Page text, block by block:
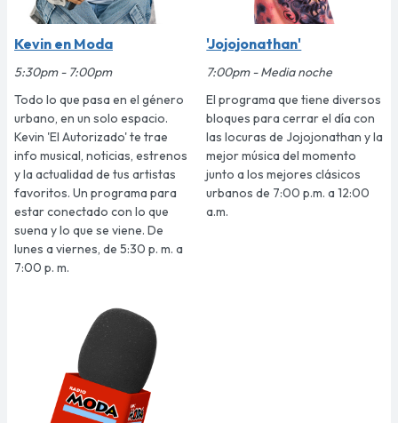
Kevin en Moda
5:30pm - 7:00pm
Todo lo que pasa en el género
urbano, en un solo espacio.
Kevin 'El Autorizado' te trae
info musical, noticias, estrenos
y la actualidad de tus artistas
favoritos. Un programa para
estar conectado con lo que
suena y lo que se viene. De
lunes a viernes, de 5:30 p. m. a
7:00 p. m.
'Jojojonathan'
7:00pm - Media noche
El programa que tiene diversos
bloques para cerrar el día con
las locuras de Jojojonathan y la
mejor música del momento
junto a los mejores clásicos
urbanos de 7:00 p.m. a 12:00
a.m.